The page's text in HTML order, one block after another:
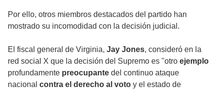
Por ello, otros miembros destacados del partido han
mostrado su incomodidad con la decisión judicial.
El fiscal general de Virginia, Jay Jones, consideró en la
red social X que la decisión del Supremo es "otro ejemplo
profundamente preocupante del continuo ataque
nacional contra el derecho al voto y el estado de